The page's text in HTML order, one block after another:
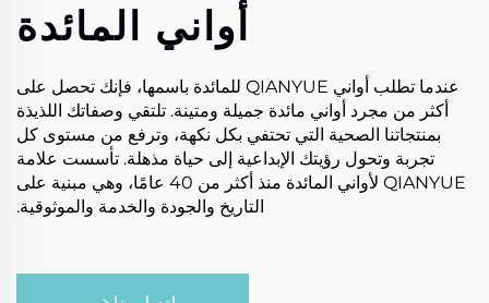
أواني المائدة
عندما تطلب أواني QIANYUE للمائدة باسمها، فإنك تحصل على
أكثر من مجرد أواني مائدة جميلة ومتينة. تلتقي وصفاتك اللذيذة
بمنتجاتنا الصحية التي تحتفي بكل نكهة، وترفع من مستوى كل
تجربة وتحول رؤيتك الإبداعية إلى حياة مذهلة. تأسست علامة
QIANYUE لأواني المائدة منذ أكثر من 40 عامًا، وهي مبنية على
التاريخ والجودة والخدمة والموثوقية.